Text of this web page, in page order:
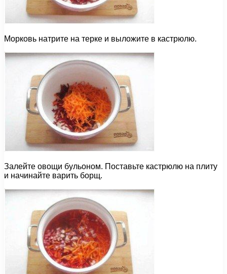
Морковь натрите на терке и выложите в кастрюлю.
Залейте овощи бульоном. Поставьте кастрюлю на плиту
и начинайте варить борщ.